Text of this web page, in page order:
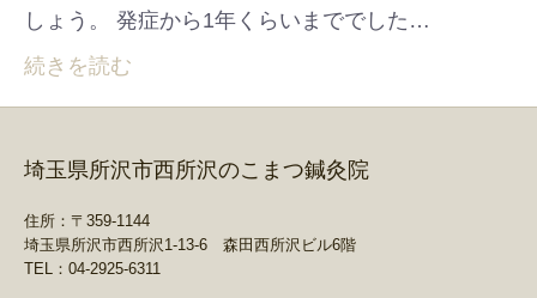
しょう。 発症から1年くらいまででした…
続きを読む
埼玉県所沢市西所沢のこまつ鍼灸院
住所：〒359-1144
埼玉県所沢市西所沢1-13-6 森田西所沢ビル6階
TEL：04-2925-6311